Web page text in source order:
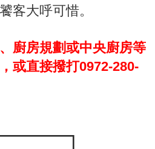
客大呼可惜。
廚房規劃或中央廚房等
或直接撥打0972-280-